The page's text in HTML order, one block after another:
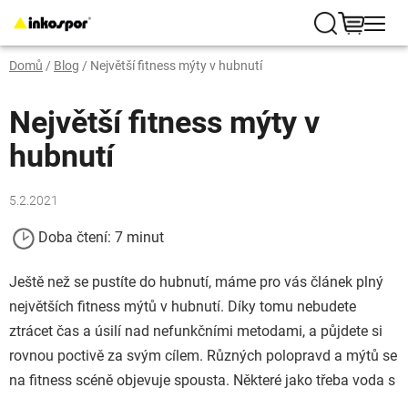
na
obsah
Hledat
Domů / Blog / Největší fitness mýty v hubnutí
Největší fitness mýty v
hubnutí
5.2.2021
Doba čtení: 7 minut
Ještě než se pustíte do hubnutí, máme pro vás článek plný
největších fitness mýtů v hubnutí. Díky tomu nebudete
ztrácet čas a úsilí nad nefunkčními metodami, a půjdete si
rovnou poctivě za svým cílem. Různých polopravd a mýtů se
na fitness scéně objevuje spousta. Některé jako třeba voda s